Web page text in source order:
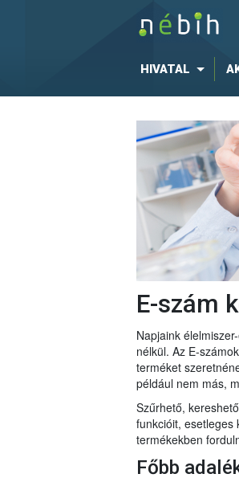
HIVATAL
E-szám
Napjaink
nélkül. Az E-
terméket
például nem más,
Szűrhető,
funkcióit, esetleges
termékekben
Főbb